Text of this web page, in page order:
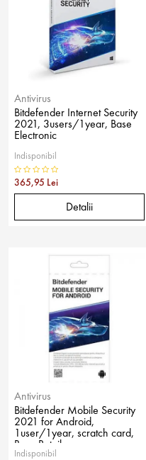
Antivirus
Bitdefender Internet Security
2021, 3users/1year, Base
Electronic
Indisponibil
365,95 Lei
Detalii
Antivirus
Bitdefender Mobile Security
2021 for Android,
1user/1year, scratch card,
Base Retail
Indisponibil